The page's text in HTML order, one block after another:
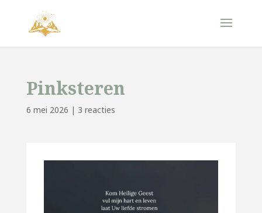
Pinksteren
6 mei 2026 | 3 reacties